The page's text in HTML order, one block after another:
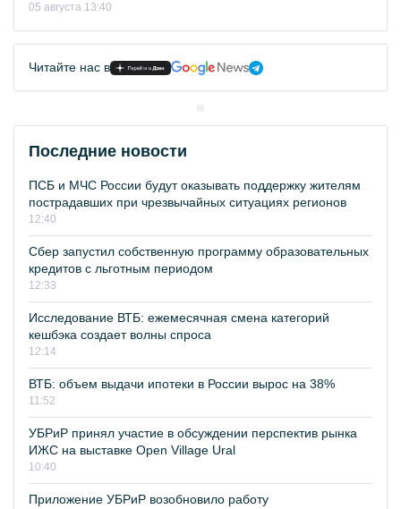
05 августа 13:40
Читайте нас в
Последние новости
ПСБ и МЧС России будут оказывать поддержку жителям
пострадавших при чрезвычайных ситуациях регионов
12:40
Сбер запустил собственную программу образовательных
кредитов с льготным периодом
12:33
Исследование ВТБ: ежемесячная смена категорий
кешбэка создает волны спроса
12:14
ВТБ: объем выдачи ипотеки в России вырос на 38%
11:52
УБРиР принял участие в обсуждении перспектив рынка
ИЖС на выставке Open Village Ural
10:40
Приложение УБРиР возобновило работу